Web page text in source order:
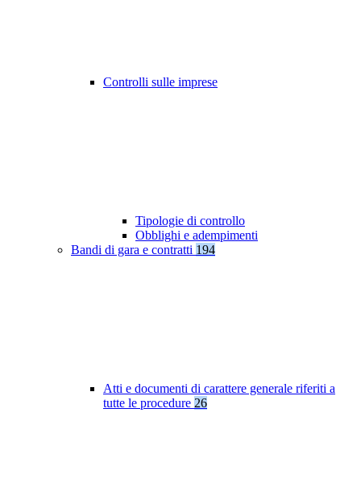
Controlli sulle imprese
Tipologie di controllo
Obblighi e adempimenti
Bandi di gara e contratti 194
Atti e documenti di carattere generale riferiti a
tutte le procedure 26